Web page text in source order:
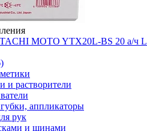
MOTO YTX20L-BS 20 а/ч L
и растворители
аппликаторы
рук
и шинами